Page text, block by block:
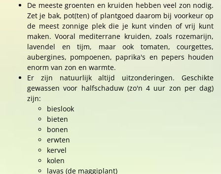
De meeste groenten en kruiden hebben veel zon nodig.
Zet je bak, pot(ten) of plantgoed daarom bij voorkeur op
de meest zonnige plek die je kunt vinden of vrij kunt
maken. Vooral mediterrane kruiden, zoals rozemarijn,
lavendel en tijm, maar ook tomaten, courgettes,
aubergines, pompoenen, paprika's en pepers houden
enorm van zon en warmte.
Er zijn natuurlijk altijd uitzonderingen. Geschikte
gewassen voor halfschaduw (zo'n 4 uur zon per dag)
zijn:
bieslook
bieten
bonen
erwten
kervel
kolen
lavas (de maggiplant)